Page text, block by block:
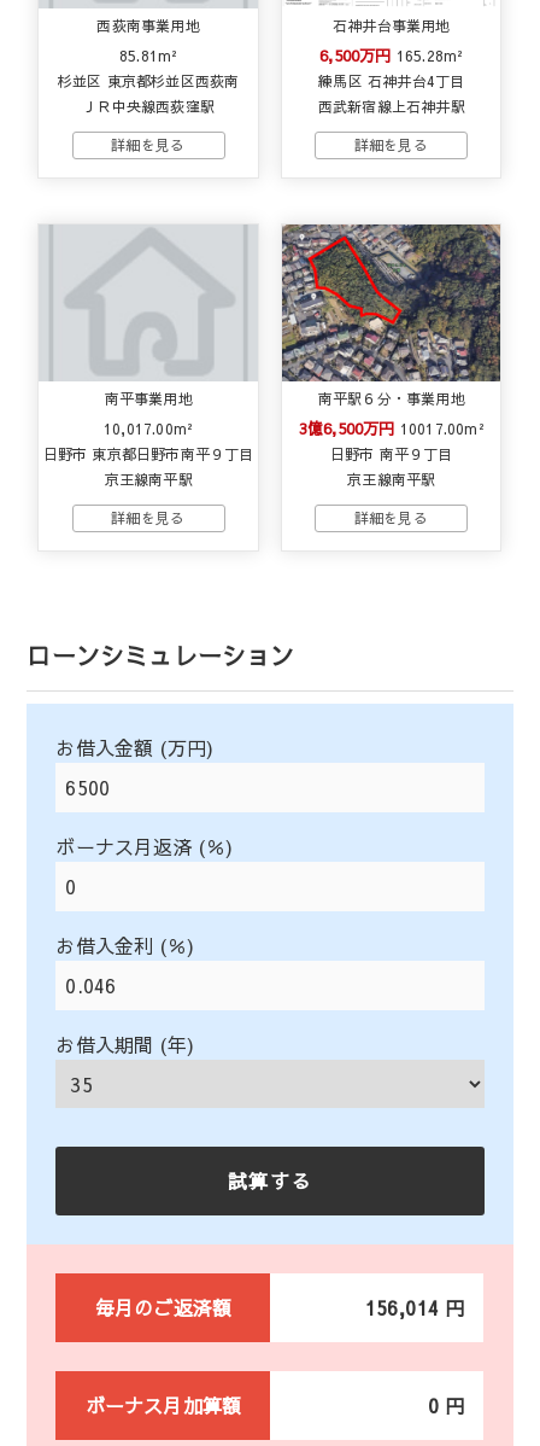
西荻南事業用地
85.81m²
杉並区 東京都杉並区西荻南
ＪＲ中央線西荻窪駅
石神井台事業用地
6,500万円 165.28m²
練馬区 石神井台4丁目
西武新宿線上石神井駅
南平事業用地
10,017.00m²
日野市 東京都日野市南平９丁目
京王線南平駅
南平駅６分・事業用地
3億6,500万円 10017.00m²
日野市 南平９丁目
京王線南平駅
ローンシミュレーション
お借入金額 (万円)
ボーナス月返済 (％)
お借入金利 (％)
お借入期間 (年)
毎月のご返済額 156,014 円
ボーナス月加算額 0 円